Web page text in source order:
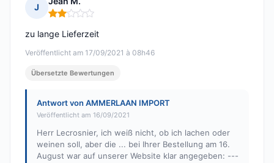
J
Hinweis: 2 von 5
Veröffentlicht am 17/09/2021 à 08h46
zu lange Lieferzeit
Übersetzte Bewertungen
Antwort von AMMERLAAN IMPORT
Veröffentlicht am 16/09/2021
Herr Lecrosnier, ich weiß nicht, ob ich lachen oder
weinen soll, aber die ... bei Ihrer Bestellung am 16.
August war auf unserer Website klar angegeben: ---